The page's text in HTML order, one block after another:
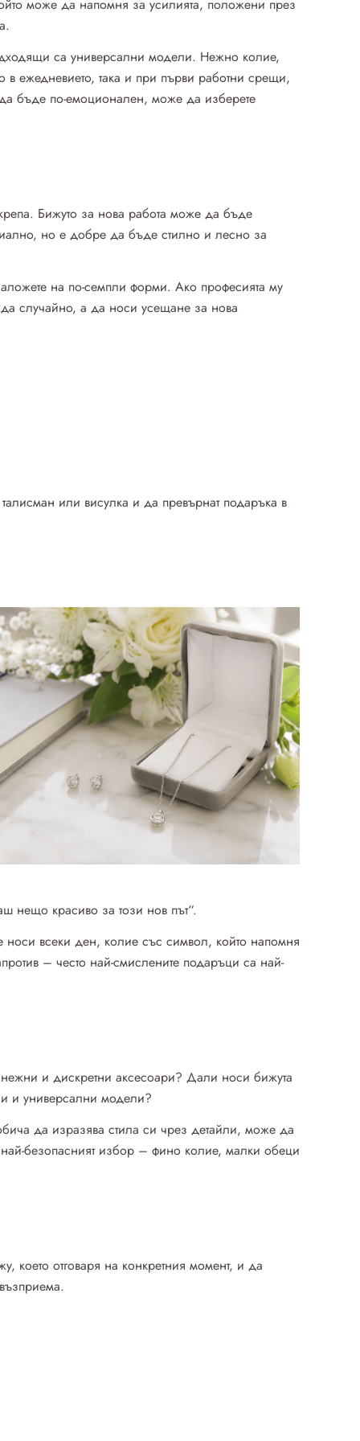
може да напомня за усилията, положени през
са универсални модели. Нежно колие,
в ежедневието, така и при първи работни срещи,
бъде по-емоционален, може да изберете
Бижуто за нова работа може да бъде
но е добре да бъде стилно и лесно за
на по-семпли форми. Ако професията му
случайно, а да носи усещане за нова
или висулка и да превърнат подаръка в
нещо красиво за този нов път“.
всеки ден, колие със символ, който напомня
– често най-смислените подаръци са най-
и дискретни аксесоари? Дали носи бижута
и универсални модели?
да изразява стила си чрез детайли, може да
безопасният избор – фино колие, малки обеци
отговаря на конкретния момент, и да